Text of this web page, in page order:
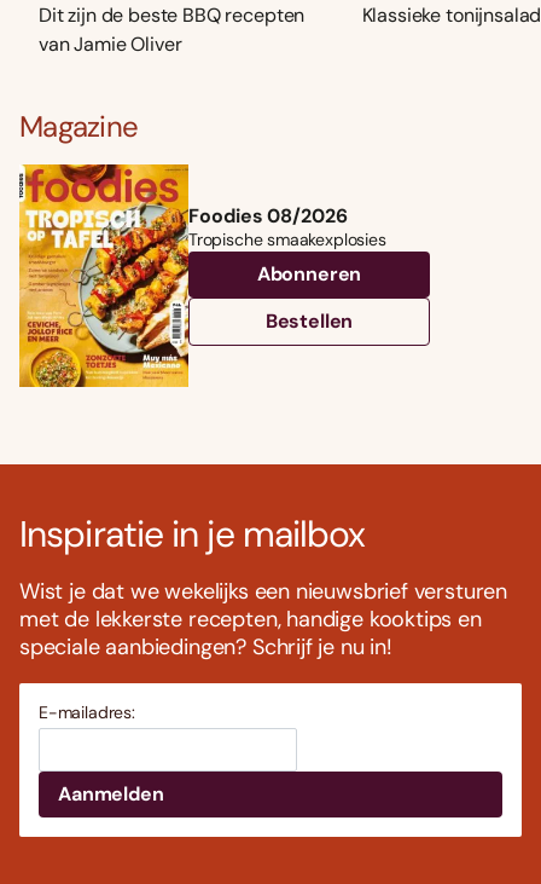
Dit zijn de beste BBQ recepten
van Jamie Oliver
Klassieke
Magazine
Foodies 08/2026
Tropische smaakexplosies
Abonneren
Bestellen
Inspiratie in je mailbox
Wist je dat we wekelijks een nieuwsbrief versturen
met de lekkerste recepten, handige kooktips en
speciale aanbiedingen? Schrijf je nu in!
E-mailadres: